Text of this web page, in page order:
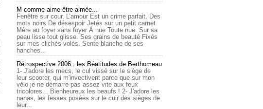
M comme aime être aimée...
Fenêtre sur cour, L’amour Est un crime parfait, Des
mots noirs De désespoir Jetés sur un petit carnet.
Mère au foyer sans foyer À nue Toute nue. Sur sa
peau lisse tout glisse. Ses grains de beauté Fixés
sur mes clichés volés. Sente blanche de ses
hanches...
Rétrospective 2006 : les Béatitudes de Berthomeau
1- J'adore les mecs, le cul vissé sur le siège de
leur scooter, qui m'invectivent parce que sur mon
vélo je ne démarre pas assez vite aux feux
tricolores... Bienheureux les beaufs ! 2- J'adore les
nanas, les fesses posées sur le cuir des sièges de
leur...